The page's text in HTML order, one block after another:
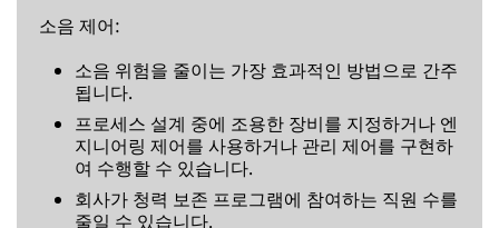
흡수
A-가중치
소음 제어
감쇠 작업